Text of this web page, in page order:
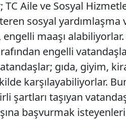
Aile ve Sosyal
sosyal yardımlaşma
maaşı
engelli
gıda, giyim,
karşılayabiliyorlar.
şartları taşıyan
başvurmak